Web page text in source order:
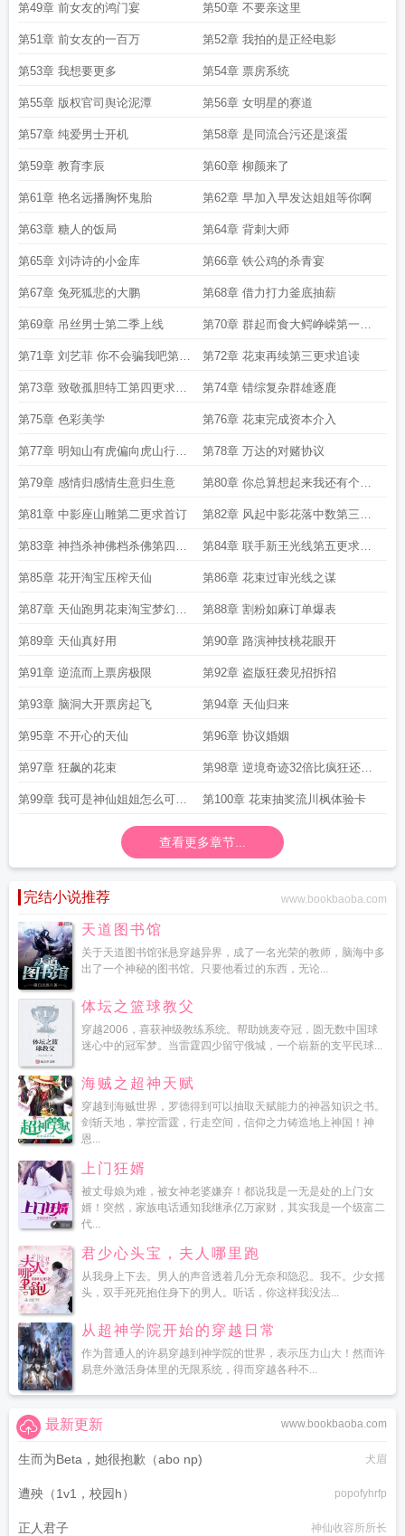
第49章 前女友的鸿门宴 第50章 不要亲这里
第51章 前女友的一百万 第52章 我拍的是正经电影
第53章 我想要更多 第54章 票房系统
第55章 版权官司舆论泥潭 第56章 女明星的赛道
第57章 纯爱男士开机 第58章 是同流合污还是滚蛋
第59章 教育李辰 第60章 柳颜来了
第61章 艳名远播胸怀鬼胎 第62章 早加入早发达姐姐等你啊
第63章 糖人的饭局 第64章 背刺大师
第65章 刘诗诗的小金库 第66章 铁公鸡的杀青宴
第67章 兔死狐悲的大鹏 第68章 借力打力釜底抽薪
第69章 吊丝男士第二季上线 第70章 群起而食大鳄峥嵘第一更
求追读
第71章 刘艺菲 你不会骗我吧第二
更求追读
第72章 花束再续第三更求追读
第73章 致敬孤胆特工第四更求追
读
第74章 错综复杂群雄逐鹿
第75章 色彩美学 第76章 花束完成资本介入
第77章 明知山有虎偏向虎山行二
合一
第78章 万达的对赌协议
第79章 感情归感情生意归生意 第80章 你总算想起来我还有个爸
爸第一更求首订
第81章 中影座山雕第二更求首订 第82章 风起中影花落中数第三更
求首订
第83章 神挡杀神佛档杀佛第四更
求首订
第84章 联手新王光线第五更求首
订
第85章 花开淘宝压榨天仙 第86章 花束过审光线之谋
第87章 天仙跑男花束淘宝梦幻联
动
第88章 割粉如麻订单爆表
第89章 天仙真好用 第90章 路演神技桃花眼开
第91章 逆流而上票房极限 第92章 盗版狂袭见招拆招
第93章 脑洞大开票房起飞 第94章 天仙归来
第95章 不开心的天仙 第96章 协议婚姻
第97章 狂飙的花束 第98章 逆境奇迹32倍比疯狂还疯
狂
第99章 我可是神仙姐姐怎么可能 第100章 花束抽奖流川枫体验卡
查看更多章节...
完结小说推荐 www.bookbaoba.com
天道图书馆
关于天道图书馆张悬穿越异界，成了一名光荣的教师，脑海中多
出了一个神秘的图书馆。只要他看过的东西，无论...
体坛之篮球教父
穿越2006，喜获神级教练系统。帮助姚麦夺冠，圆无数中国球
迷心中的冠军梦。当雷霆四少留守俄城，一个崭新的支平民球...
海贼之超神天赋
穿越到海贼世界，罗德得到可以抽取天赋能力的神器知识之书。
剑斩天地，掌控雷霆，行走空间，信仰之力铸造地上神国！神
恩...
上门狂婿
被丈母娘为难，被女神老婆嫌弃！都说我是一无是处的上门女
婿！突然，家族电话通知我继承亿万家财，其实我是一个级富二
代...
君少心头宝，夫人哪里跑
从我身上下去。男人的声音透着几分无奈和隐忍。我不。少女摇
头，双手死死抱住身下的男人。听话，你这样我没法...
从超神学院开始的穿越日常
作为普通人的许易穿越到神学院的世界，表示压力山大！然而许
易意外激活身体里的无限系统，得而穿越各种不...
www.bookbaoba.com
最新更新
生而为Beta，她很抱歉（abo np) 犬眉
遭殃（1v1，校园h） popofyhrfp
正人君子 神仙收容所所长